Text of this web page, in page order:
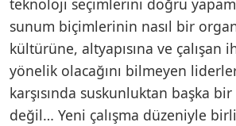
teknoloji seçimlerini doğru
sunum biçimlerinin nasıl bir
kültürüne, altyapısına ve çalışan
yönelik olacağını bilmeyen
karşısında suskunluktan başka
değil… Yeni çalışma düzeniyle